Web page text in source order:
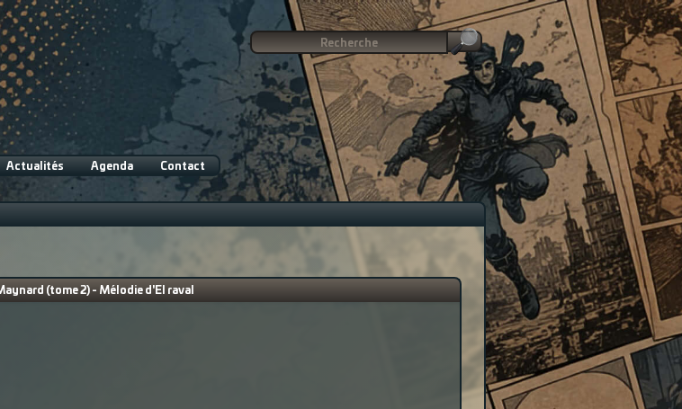
Actualités Agenda Contact
(tome 2) - Mélodie d'El raval